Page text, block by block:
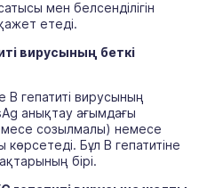
мен белсенділігін
етеді.
вирусының беткі
В гепатиті вирусының
анықтау ағымдағы
созылмалы) немесе
Бұл В гепатитіне
бірі.